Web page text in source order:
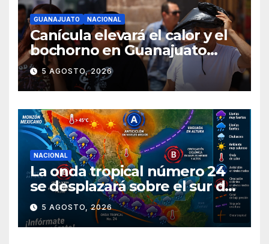
GUANAJUATO NACIONAL
Canícula elevará el calor y el
bochorno en Guanajuato
durante agosto
5 AGOSTO, 2026
NACIONAL
La onda tropical número 24
se desplazará sobre el sur del
territorio nacional
5 AGOSTO, 2026